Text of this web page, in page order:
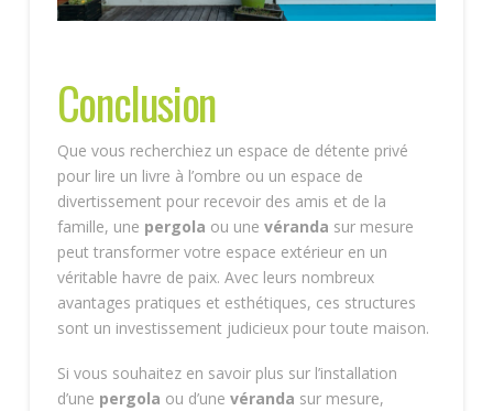
Conclusion
Que vous recherchiez un espace de détente privé
pour lire un livre à l’ombre ou un espace de
divertissement pour recevoir des amis et de la
famille, une pergola ou une véranda sur mesure
peut transformer votre espace extérieur en un
véritable havre de paix. Avec leurs nombreux
avantages pratiques et esthétiques, ces structures
sont un investissement judicieux pour toute maison.
Si vous souhaitez en savoir plus sur l’installation
d’une pergola ou d’une véranda sur mesure,